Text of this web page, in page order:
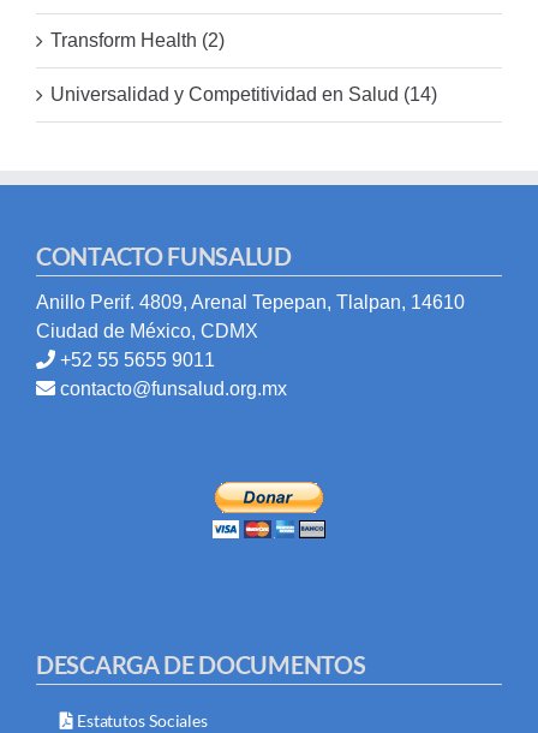
Transform Health (2)
Universalidad y Competitividad en Salud (14)
CONTACTO FUNSALUD
Anillo Perif. 4809, Arenal Tepepan, Tlalpan, 14610
Ciudad de México, CDMX
+52 55 5655 9011
contacto@funsalud.org.mx
DESCARGA DE DOCUMENTOS
Estatutos Sociales